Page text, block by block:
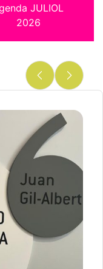
JULIOL
2026